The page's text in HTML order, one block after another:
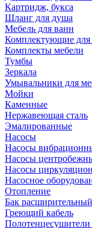
Картридж, букса
Шланг для душа
Мебель для ванн
Комплектующие для
Комплекты мебели
Тумбы
Зеркала
Умывальники для
Мойки
Каменные
Нержавеющая сталь
Эмалированные
Насосы
Насосы
Насосы
Насосы
Насосное
Отопление
Бак
Греющий кабель